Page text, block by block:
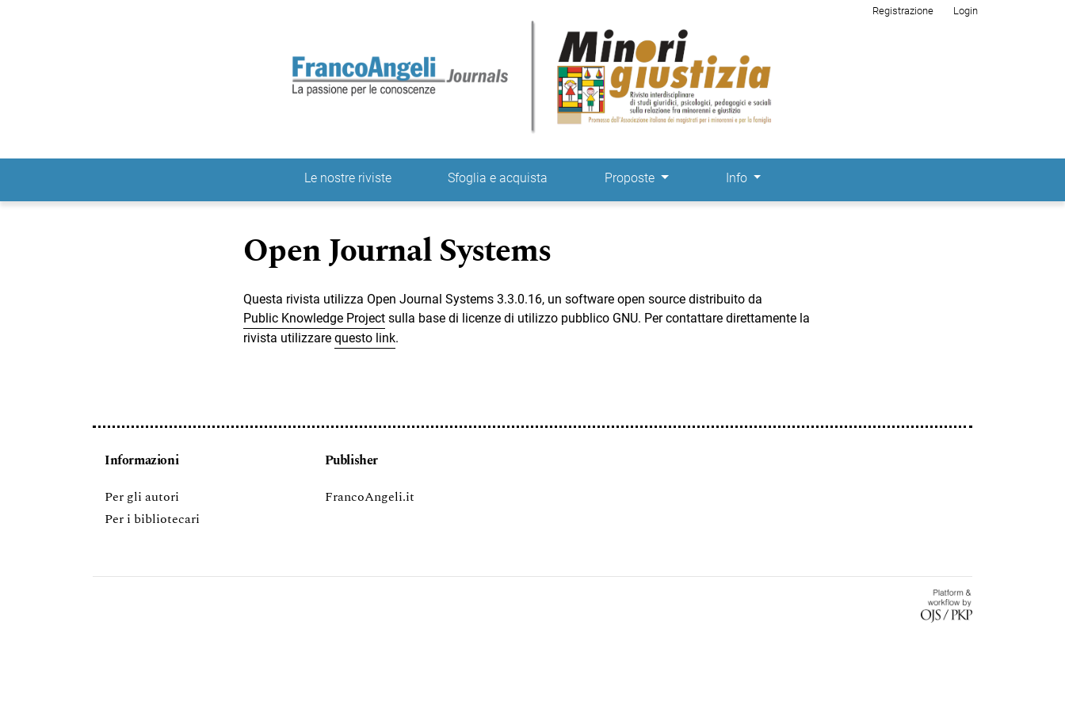
Registrazione Login
Menu principale Le nostre riviste Sfoglia e acquista Proposte Info
Open Journal Systems
Questa rivista utilizza Open Journal Systems 3.3.0.16, un software open source distribuito da
Public Knowledge Project sulla base di licenze di utilizzo pubblico GNU. Per contattare direttamente la
rivista utilizzare questo link.
Informazioni
Per gli autori
Per i bibliotecari
Publisher
FrancoAngeli.it